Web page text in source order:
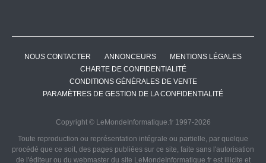
NOUS CONTACTER ANNONCEURS
MENTIONS LÉGALES
CHARTE DE CONFIDENTIALITÉ
CONDITIONS GÉNÉRALES DE VENTE
PARAMÈTRES DE GESTION DE LA CONFIDENTIALITÉ
Copyright © LeMondeInformatique.fr 1997-2026
Toute reproduction ou représentation intégrale ou partielle, par quelque
procédé que ce soit, des pages publiées sur ce site, faite sans l'autorisation
de l'éditeur ou du webmaster du site LeMondeInformatique.fr est illicite et